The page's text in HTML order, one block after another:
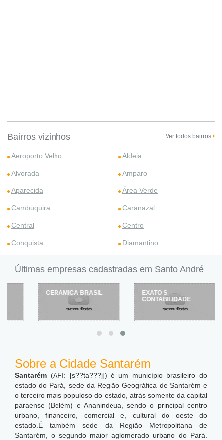
Bairros vizinhos Ver todos bairros
Aeroporto Velho Aldeia
Alvorada Amparo
Aparecida Área Verde
Cambuquira Caranazal
Central Centro
Conquista Diamantino
Últimas empresas cadastradas em Santo André
CERAMICA BRASIL
EXATO S
CONTABILIDADE
Sobre a Cidade Santarém
Santarém (AFI: [s??ta???j]) é um município brasileiro do
estado do Pará, sede da Região Geográfica de Santarém e
o terceiro mais populoso do estado, atrás somente da capital
paraense (Belém) e Ananindeua, sendo o principal centro
urbano, financeiro, comercial e, cultural do oeste do
estado.É também sede da Região Metropolitana de
Santarém, o segundo maior aglomerado urbano do Pará.